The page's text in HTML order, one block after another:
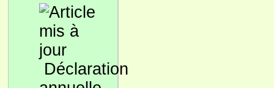
Déclaration